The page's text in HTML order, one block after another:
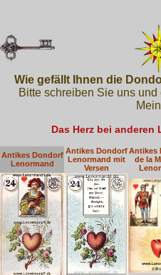
Wie gefällt Ihnen die
Bitte schreiben Sie uns
Das Herz bei anderen
Antikes Dondorf
Lenormand
Antikes Dondorf
Lenormand mit
Versen
Antikes
de la